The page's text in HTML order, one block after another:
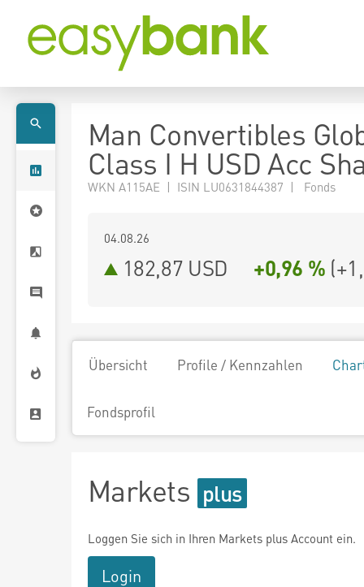
Man Convertibles
Class I H USD Acc
WKN A115AE | ISIN LU0631844387 | Fonds
04.08.26
182,87 USD +0,96 % (
Übersicht Profile / Kennzahlen
Fondsprofil
Markets
Loggen Sie sich in Ihren Markets plus Account ein.
Login